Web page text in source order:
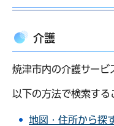
介護
焼津市内の介護サービ
以下の方法で検索する
地図・住所から探